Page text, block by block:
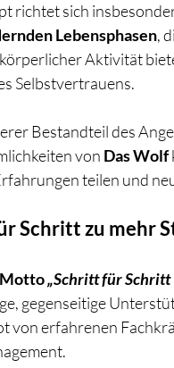
richtet sich
Lebensphasen,
Aktivität
Selbstvertrauens.
Bestandteil des
von Das Wolf
teilen und
Schritt zu mehr
Motto „Schritt für
gegenseitige
von erfahrenen